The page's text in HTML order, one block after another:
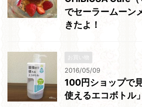
でセーラームーン
きたよ！
お買い物
2016/05/09
100円ショップで
使えるエコボトル」